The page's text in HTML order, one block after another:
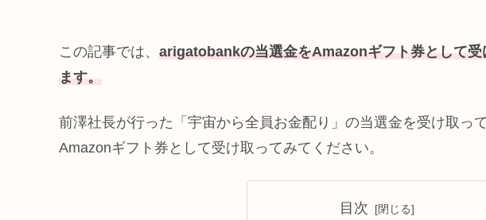
この記事では、 arigatobankの当選金をAmazonギフト券として受
ます。
前澤社長が行った「宇宙から全員お金配り」の当選金を受け取っ
Amazonギフト券として受け取ってみてください。
目次